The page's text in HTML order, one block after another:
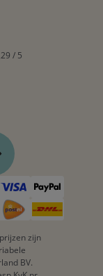
/ 5
zijn
BV.